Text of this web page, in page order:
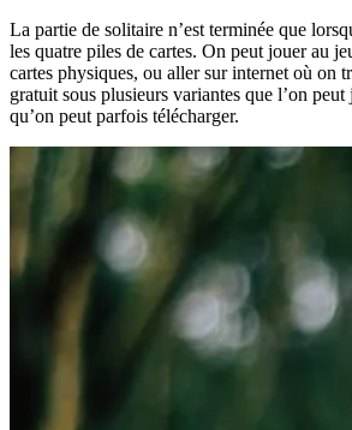
La partie de solitaire n’est terminée que
les quatre piles de cartes. On peut jouer au
cartes physiques, ou aller sur internet où on
gratuit sous plusieurs variantes que l’on
qu’on peut parfois télécharger.